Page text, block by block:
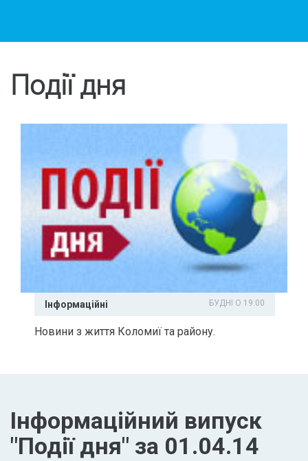
Події дня
Інформаційні БУДНІ О 19:00
Новини з життя Коломиї та району.
Інформаційний випуск
"Події дня" за 01.04.14